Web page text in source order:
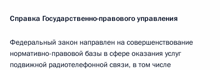
Справка Государственно-правового управления
Федеральный закон направлен на совершенствование
нормативно-правовой базы в сфере оказания услуг
подвижной радиотелефонной связи, в том числе